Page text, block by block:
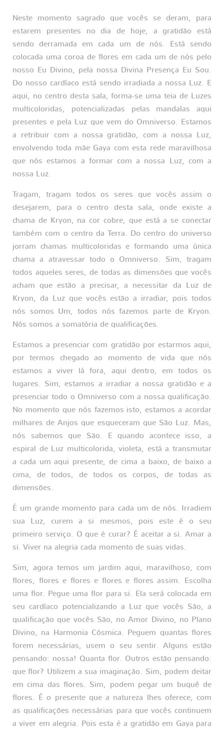
Neste momento sagrado que vocês se deram, para
estarem presentes no dia de hoje, a gratidão está
sendo derramada em cada um de nós. Está sendo
colocada uma coroa de flores em cada um de nós pelo
nosso Eu Divino, pela nossa Divina Presença Eu Sou.
Do nosso cardíaco está sendo irradiada a nossa Luz. E
aqui, no centro desta sala, forma-se uma teia de Luzes
multicoloridas, potencializadas pelas mandalas aqui
presentes e pela Luz que vem do Omniverso. Estamos
a retribuir com a nossa gratidão, com a nossa Luz,
envolvendo toda mãe Gaya com esta rede maravilhosa
que nós estamos a formar com a nossa Luz, com a
nossa Luz.
Tragam, tragam todos os seres que vocês assim o
desejarem, para o centro desta sala, onde existe a
chama de Kryon, na cor cobre, que está a se conectar
também com o centro da Terra. Do centro do universo
jorram chamas multicoloridas e formando uma única
chama a atravessar todo o Omniverso. Sim, tragam
todos aqueles seres, de todas as dimensões que vocês
acham que estão a precisar, a necessitar da Luz de
Kryon, da Luz que vocês estão a irradiar, pois todos
nós somos Um, todos nós fazemos parte de Kryon.
Nós somos a somatória de qualificações.
Estamos a presenciar com gratidão por estarmos aqui,
por termos chegado ao momento de vida que nós
estamos a viver lá fora, aqui dentro, em todos os
lugares. Sim, estamos a irradiar a nossa gratidão e a
presenciar todo o Omniverso com a nossa qualificação.
No momento que nós fazemos isto, estamos a acordar
milhares de Anjos que esqueceram que São Luz. Mas,
nós sabemos que São. E quando acontece isso, a
espiral de Luz multicolorida, violeta, está a transmutar
a cada um aqui presente, de cima a baixo, de baixo a
cima, de todos, de todos os corpos, de todas as
dimensões.
É um grande momento para cada um de nós. Irradiem
sua Luz, curem a si mesmos, pois este é o seu
primeiro serviço. O que é curar? É aceitar a si. Amar a
si. Viver na alegria cada momento de suas vidas.
Sim, agora temos um jardim aqui, maravilhoso, com
flores, flores e flores e flores e flores assim. Escolha
uma flor. Pegue uma flor para si. Ela será colocada em
seu cardíaco potencializando a Luz que vocês São, a
qualificação que vocês São, no Amor Divino, no Plano
Divino, na Harmonia Cósmica. Peguem quantas flores
forem necessárias, usem o seu sentir. Alguns estão
pensando: nossa! Quanta flor. Outros estão pensando:
que flor? Utilizem a sua imaginação. Sim, podem deitar
em cima das flores. Sim, podem pegar um buquê de
flores. É o presente que a natureza lhes oferece, com
as qualificações necessárias para que vocês continuem
a viver em alegria. Pois esta é a gratidão em Gaya para